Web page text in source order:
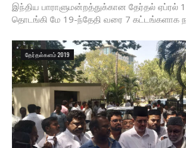
இந்திய பாராளுமன்றத்துக்கான தேர்தல் ஏப்ரல்
தொடங்கி மே 19-ந்தேதி வரை 7 கட்டங்களாக
தேர்தல்களம் 2019